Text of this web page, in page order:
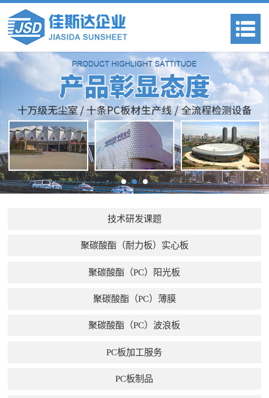
技术研发课题
聚碳酸酯（耐力板）实心板
聚碳酸酯（PC）阳光板
聚碳酸酯（PC）薄膜
聚碳酸酯（PC）波浪板
PC板加工服务
PC板制品